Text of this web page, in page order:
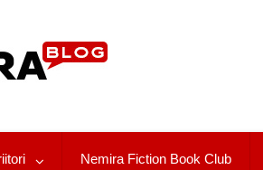
Nemira Fiction Book Club